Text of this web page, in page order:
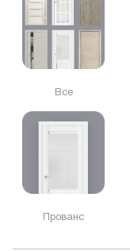
Все
Прованс